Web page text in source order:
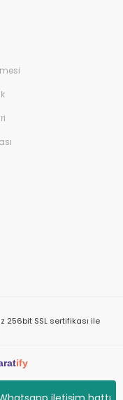
256bit SSL sertifikası ile
ify